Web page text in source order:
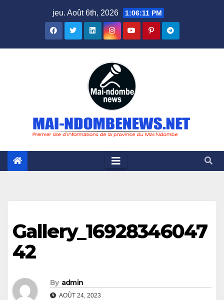
jeu. Août 6th, 2026 1:06:12 PM
Gallery_16928346047
42
By admin
AOÛT 24, 2023